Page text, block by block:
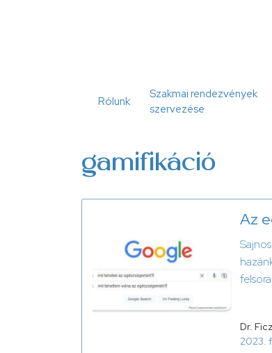
Rólunk
Szakmai rendezvények
szervezése
gamifikáció
Az
Dr.
2023.